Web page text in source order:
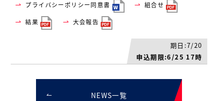
プライバシーポリシー同意書 組合せ
結果 大会報告
期日:7/20
申込期限:6/25 17時
NEWS一覧